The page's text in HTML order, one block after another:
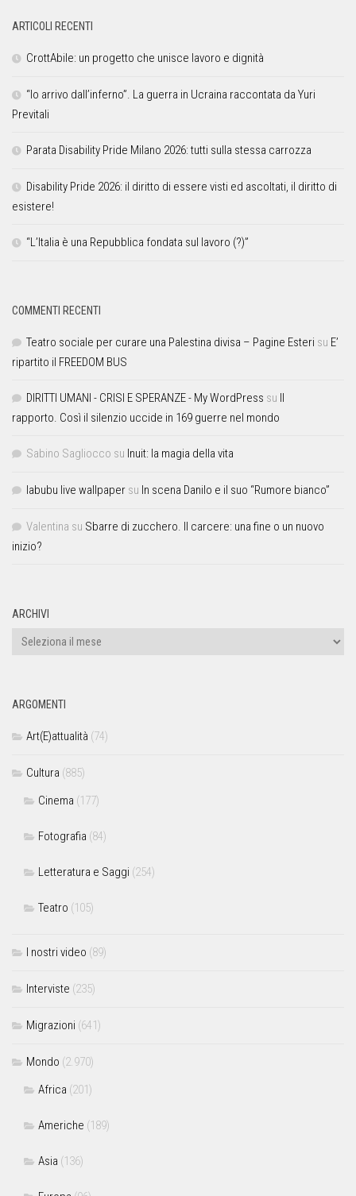
ARTICOLI RECENTI
CrottAbile: un progetto che unisce lavoro e dignità
“Io arrivo dall’inferno”. La guerra in Ucraina raccontata da Yuri
Previtali
Parata Disability Pride Milano 2026: tutti sulla stessa carrozza
Disability Pride 2026: il diritto di essere visti ed ascoltati, il diritto di
esistere!
“L’Italia è una Repubblica fondata sul lavoro (?)”
COMMENTI RECENTI
Teatro sociale per curare una Palestina divisa – Pagine Esteri su E’
ripartito il FREEDOM BUS
DIRITTI UMANI - CRISI E SPERANZE - My WordPress su Il
rapporto. Così il silenzio uccide in 169 guerre nel mondo
Sabino Sagliocco su Inuit: la magia della vita
labubu live wallpaper su In scena Danilo e il suo “Rumore bianco”
Valentina su Sbarre di zucchero. Il carcere: una fine o un nuovo
inizio?
ARCHIVI
ARGOMENTI
Art(E)attualità (74)
Cultura (885)
Cinema (177)
Fotografia (84)
Letteratura e Saggi (254)
Teatro (105)
I nostri video (89)
Interviste (235)
Migrazioni (641)
Mondo (2.970)
Africa (201)
Americhe (189)
Asia (136)